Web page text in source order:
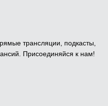
трансляции, подкасты,
Присоединяйся к нам!